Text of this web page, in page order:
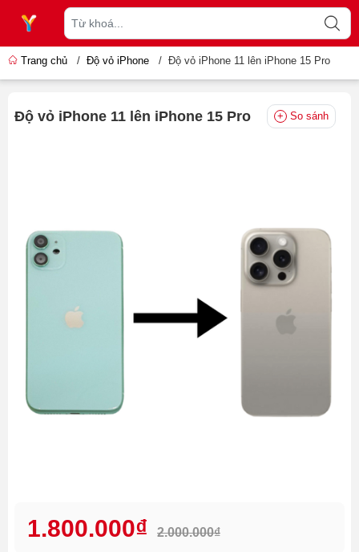
Trang chủ / Độ vỏ iPhone / Độ vỏ iPhone 11 lên iPhone 15 Pro
Độ vỏ iPhone 11 lên iPhone 15 Pro So sánh
1.800.000₫ 2.000.000₫